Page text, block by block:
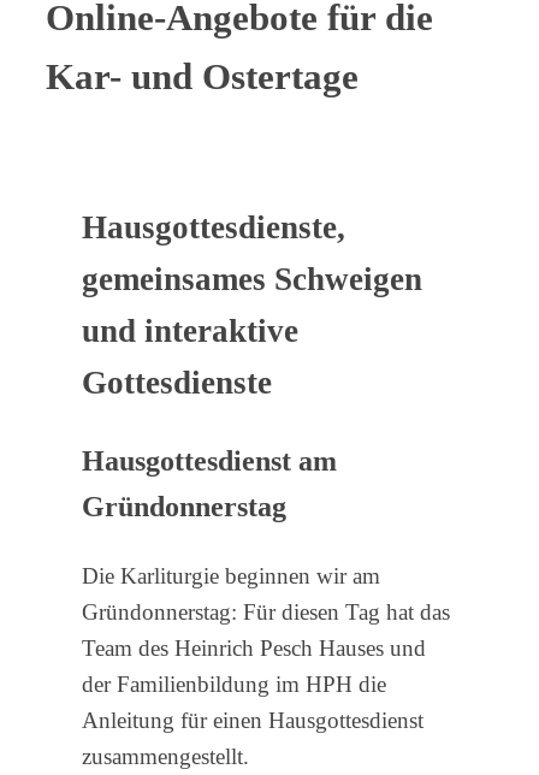
Online-Angebote für die
Kar- und Ostertage
Hausgottesdienste,
gemeinsames Schweigen
und interaktive
Gottesdienste
Hausgottesdienst am
Gründonnerstag
Die Karliturgie beginnen wir am
Gründonnerstag: Für diesen Tag hat das
Team des Heinrich Pesch Hauses und
der Familienbildung im HPH die
Anleitung für einen Hausgottesdienst
zusammengestellt.